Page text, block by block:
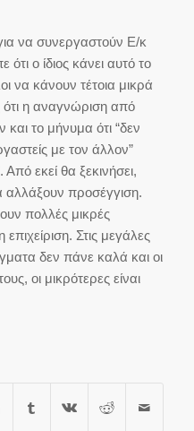
να συνεργαστούν Ε/κ
ο ίδιος κάνει αυτό το
να κάνουν τέτοια μικρά
η αναγνώριση από
το μήνυμα ότι “δεν
με τον άλλον”
Από εκεί θα ξεκινήσει,
αλλάξουν προσέγγιση.
πολλές μικρές
Στις μεγάλες
δεν πάνε καλά και οι
οι μικρότερες είναι